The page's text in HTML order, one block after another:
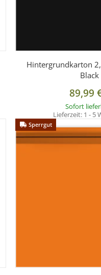
Hintergrundkarton
Black
89,99
Sofort
Lieferzeit: 1 - 5
Sperrgut